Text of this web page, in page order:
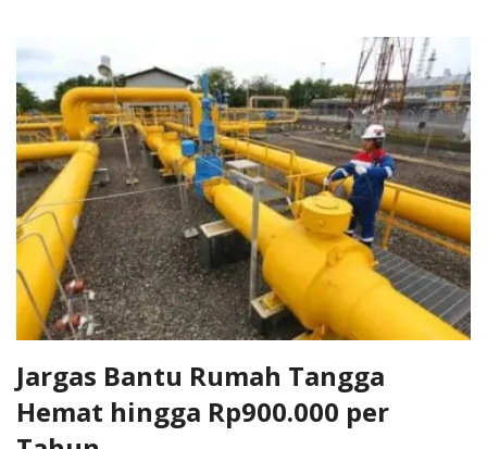
Jargas Bantu Rumah Tangga
Hemat hingga Rp900.000 per